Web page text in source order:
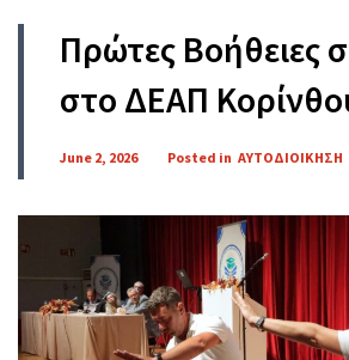
Πρώτες Βοήθειες
στο ΔΕΑΠ
June 2, 2026 Posted in ΑΥΤΟΔΙΟΙΚΗΣΗ